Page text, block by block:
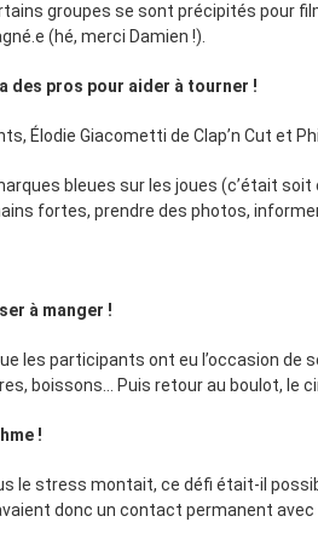
groupes se sont précipités pour
(hé, merci Damien !).
des pros pour aider à tourner !
Élodie Giacometti de Clap’n Cut et
bleues sur les joues (c’était
fortes, prendre des photos,
à manger !
les participants ont eu l’occasion de
boissons… Puis retour au boulot, le
!
le stress montait, ce défi était-il
donc un contact permanent avec